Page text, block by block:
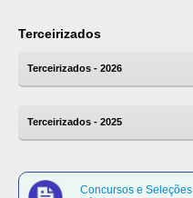
Terceirizados
Terceirizados - 2026
Terceirizados - 2025
Concursos e Seleções